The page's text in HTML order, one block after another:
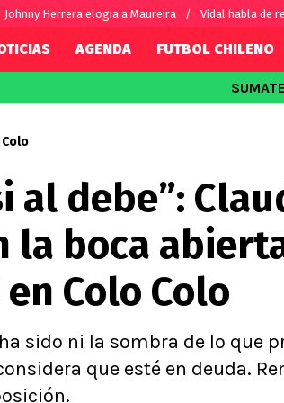
Johnny Herrera elogia a Maureira Vidal habla de
Alexis Sánchez
Carlos Palacios
Chilenos por el mundo
AGENDA FUTBOL CHILENO
al debe”:
la boca
Colo Colo
sido ni la sombra de lo que
que esté en deuda.